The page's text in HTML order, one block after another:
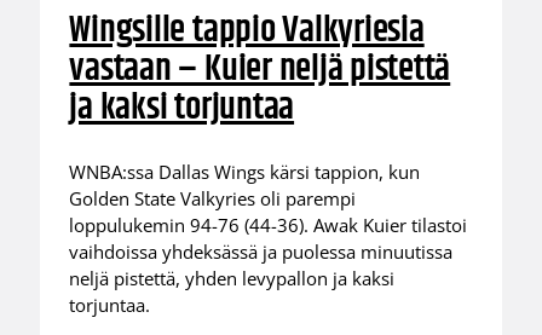
Wingsille tappio Valkyriesia
vastaan – Kuier neljä pistettä
ja kaksi torjuntaa
WNBA:ssa Dallas Wings kärsi tappion, kun
Golden State Valkyries oli parempi
loppulukemin 94-76 (44-36). Awak Kuier tilastoi
vaihdoissa yhdeksässä ja puolessa minuutissa
neljä pistettä, yhden levypallon ja kaksi
torjuntaa.